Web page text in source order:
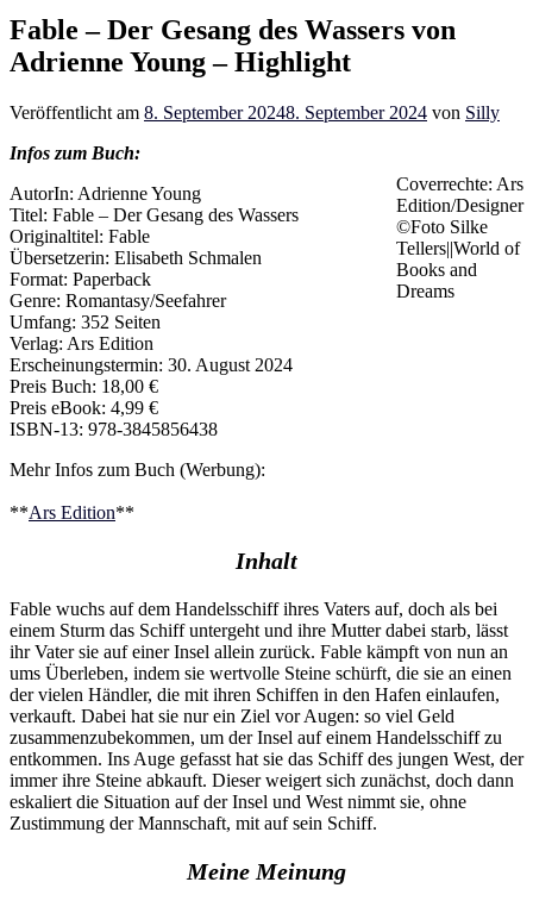
Fable – Der Gesang des Wassers von
Adrienne Young – Highlight
Veröffentlicht am 8. September 20248. September 2024 von Silly
Coverrechte: Ars
Edition/Designer
©Foto Silke
Tellers||World of
Books and
Dreams
Infos zum Buch:
AutorIn: Adrienne Young
Titel: Fable – Der Gesang des Wassers
Originaltitel: Fable
Übersetzerin: Elisabeth Schmalen
Format: Paperback
Genre: Romantasy/Seefahrer
Umfang: 352 Seiten
Verlag: Ars Edition
Erscheinungstermin: 30. August 2024
Preis Buch: 18,00 €
Preis eBook: 4,99 €
ISBN-13: 978-3845856438
Mehr Infos zum Buch (Werbung):
**Ars Edition**
Inhalt
Fable wuchs auf dem Handelsschiff ihres Vaters auf, doch als bei
einem Sturm das Schiff untergeht und ihre Mutter dabei starb, lässt
ihr Vater sie auf einer Insel allein zurück. Fable kämpft von nun an
ums Überleben, indem sie wertvolle Steine schürft, die sie an einen
der vielen Händler, die mit ihren Schiffen in den Hafen einlaufen,
verkauft. Dabei hat sie nur ein Ziel vor Augen: so viel Geld
zusammenzubekommen, um der Insel auf einem Handelsschiff zu
entkommen. Ins Auge gefasst hat sie das Schiff des jungen West, der
immer ihre Steine abkauft. Dieser weigert sich zunächst, doch dann
eskaliert die Situation auf der Insel und West nimmt sie, ohne
Zustimmung der Mannschaft, mit auf sein Schiff.
Meine Meinung